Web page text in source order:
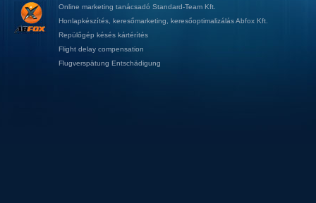
Online marketing tanácsadó Standard-Team Kft.
Honlapkészítés keresőmarketing keresőoptimalizálásAbfox Kft.
Repülőgép késés kártérítés
Flight delay compensation
Flugverspätung Entschädigung